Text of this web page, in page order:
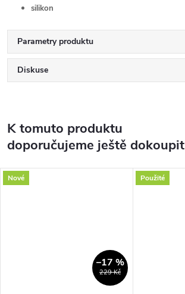
silikon
Parametry produktu
Diskuse
K tomuto produktu
doporučujeme ještě dokoupit
Nové
229 Kč
–17 %
Použité